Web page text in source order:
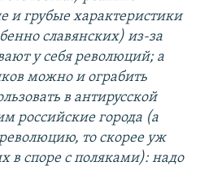
и грубые характеристики
славянских) из-за
у себя революций; а
можно и ограбить
в антирусской
российские города (а
то скорее уж
в споре с поляками): надо